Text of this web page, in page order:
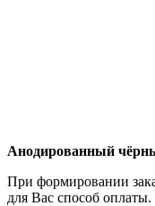
Анодированный
При формировании
для Вас способ оплаты.